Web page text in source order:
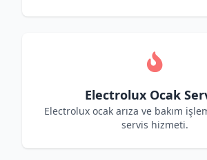
Electrolux Ocak
Electrolux ocak arıza ve bakım
servis hizmeti.